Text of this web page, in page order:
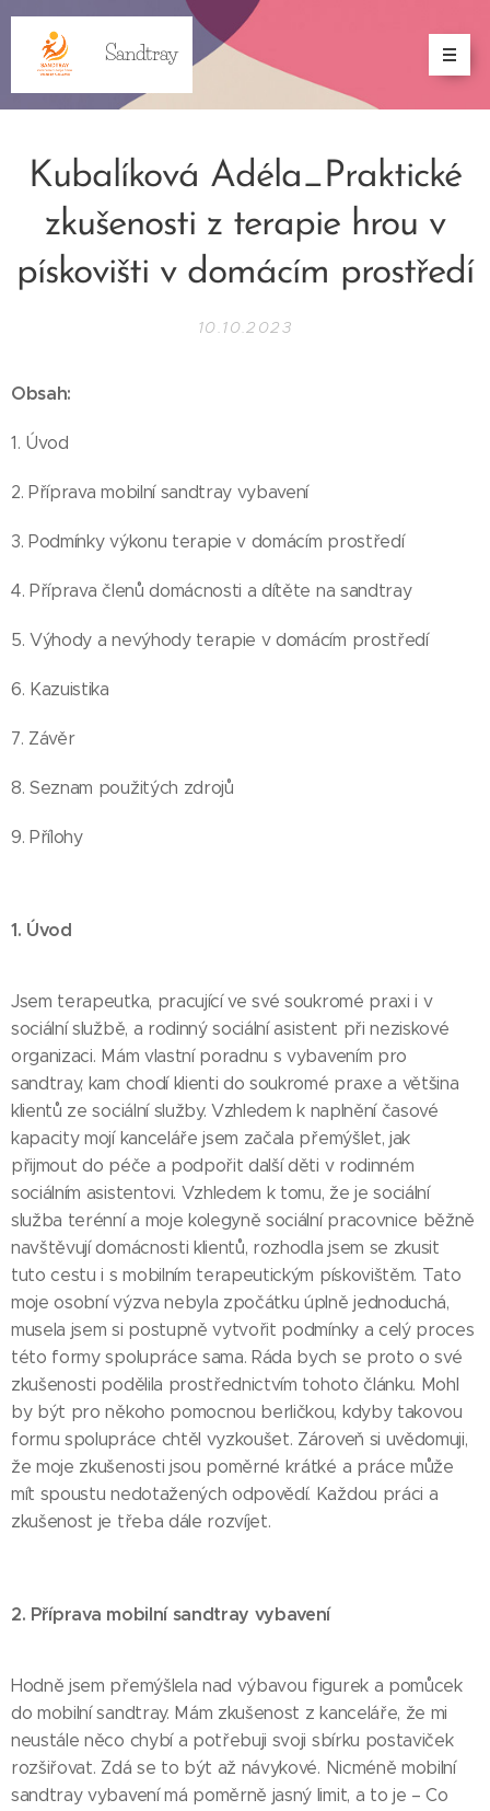
Sandtray
Kubalíková Adéla_Praktické
zkušenosti z terapie hrou v
pískovišti v domácím prostředí
10.10.2023
Obsah:
1. Úvod
2. Příprava mobilní sandtray vybavení
3. Podmínky výkonu terapie v domácím prostředí
4. Příprava členů domácnosti a dítěte na sandtray
5. Výhody a nevýhody terapie v domácím prostředí
6. Kazuistika
7. Závěr
8. Seznam použitých zdrojů
9. Přílohy
1. Úvod
Jsem terapeutka, pracující ve své soukromé praxi i v
sociální službě, a rodinný sociální asistent při neziskové
organizaci. Mám vlastní poradnu s vybavením pro
sandtray, kam chodí klienti do soukromé praxe a většina
klientů ze sociální služby. Vzhledem k naplnění časové
kapacity mojí kanceláře jsem začala přemýšlet, jak
přijmout do péče a podpořit další děti v rodinném
sociálním asistentovi. Vzhledem k tomu, že je sociální
služba terénní a moje kolegyně sociální pracovnice běžně
navštěvují domácnosti klientů, rozhodla jsem se zkusit
tuto cestu i s mobilním terapeutickým pískovištěm. Tato
moje osobní výzva nebyla zpočátku úplně jednoduchá,
musela jsem si postupně vytvořit podmínky a celý proces
této formy spolupráce sama. Ráda bych se proto o své
zkušenosti podělila prostřednictvím tohoto článku. Mohl
by být pro někoho pomocnou berličkou, kdyby takovou
formu spolupráce chtěl vyzkoušet. Zároveň si uvědomuji,
že moje zkušenosti jsou poměrné krátké a práce může
mít spoustu nedotažených odpovědí. Každou práci a
zkušenost je třeba dále rozvíjet.
2. Příprava mobilní sandtray vybavení
Hodně jsem přemýšlela nad výbavou figurek a pomůcek
do mobilní sandtray. Mám zkušenost z kanceláře, že mi
neustále něco chybí a potřebuji svoji sbírku postaviček
rozšiřovat. Zdá se to být až návykové. Nicméně mobilní
sandtray vybavení má poměrně jasný limit, a to je – Co